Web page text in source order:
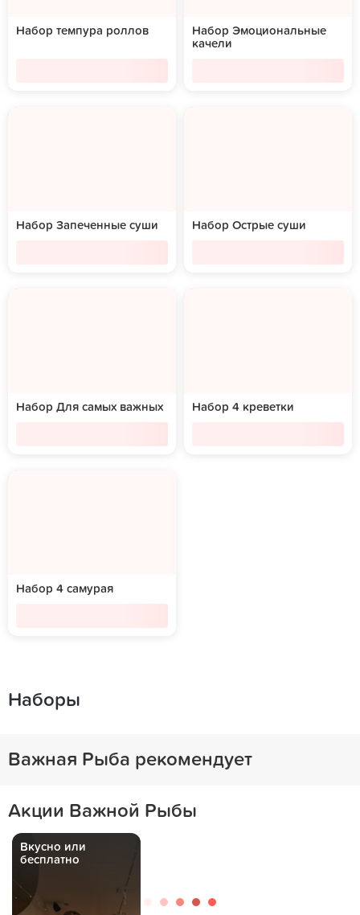
Набор темпура роллов
Набор Эмоциональные
качели
Набор Запеченные суши Набор Острые суши
Набор Для самых важных Набор 4 креветки
Набор 4 самурая
Наборы
Важная Рыба рекомендует
Акции Важной Рыбы
Вкусно или
бесплатно